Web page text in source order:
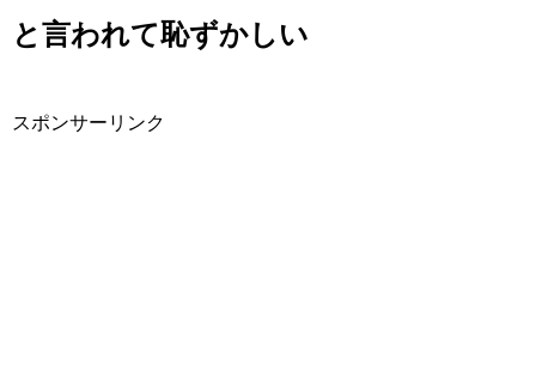
と言われて恥ずかしい
スポンサーリンク